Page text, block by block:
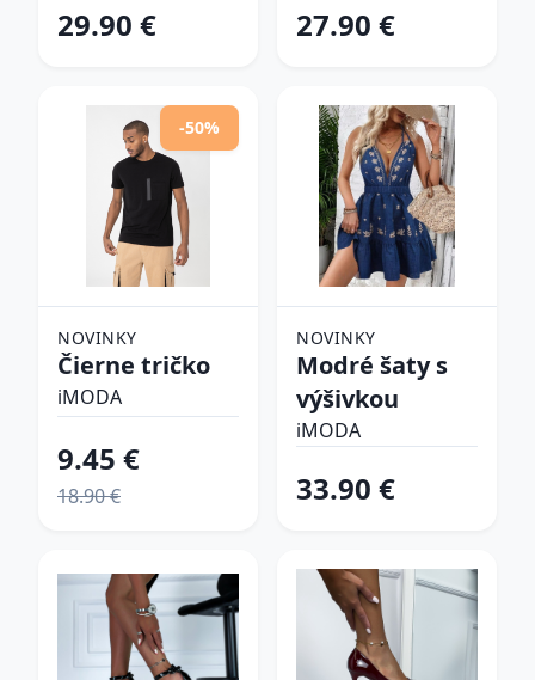
29.90 € 27.90 €
-50%
NOVINKY
Čierne tričko
iMODA
9.45 €
18.90 €
NOVINKY
Modré šaty s
výšivkou
iMODA
33.90 €